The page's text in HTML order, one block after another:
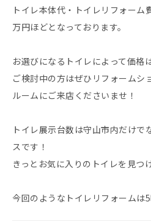
トイレ本体代・トイレリフォーム
万円ほどとなっております。
お選びになるトイレによって価格
ご検討中の方はぜひリフォームシ
ルームにご来店くださいませ！
トイレ展示台数は守山市内だけで
スです！
きっとお気に入りのトイレを見つ
今回のようなトイレリフォームは